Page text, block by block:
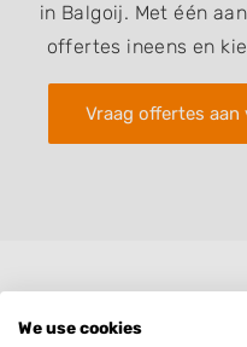
in Balgoij. Met één
offertes ineens en
Vraag offertes
Plaatsen in de
We use cookies